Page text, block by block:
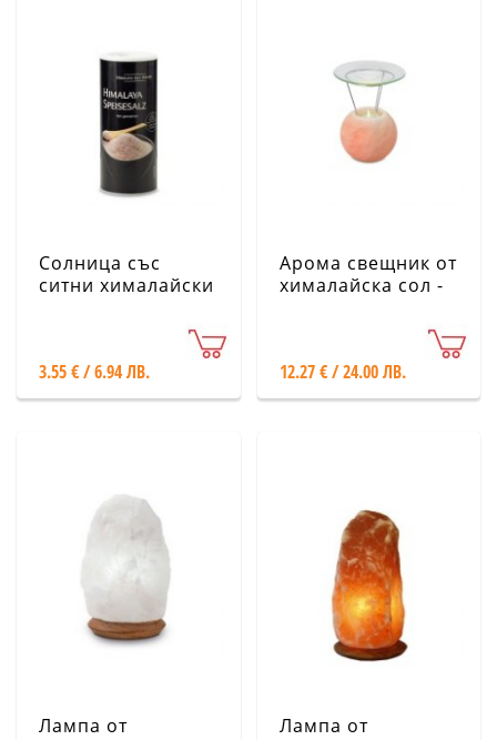
Солница със
ситни хималайски
3.55 € / 6.94 ЛВ.
Арома свещник от
хималайска сол -
12.27 € / 24.00 ЛВ.
Лампа от
Лампа от